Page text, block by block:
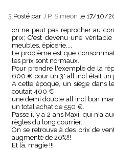
3.Posté par J.P. Simeon le 17/10/
on ne peut pas reprocher au
prix; C'est devenu une
meubles, épicerie....
Le problème est que
les prix sont normaux.
Pour prendre l'exemple de la
600 € pour un 3* all incl était un
A cette époque, un siège dans
coutait 400 €
une demi double all incl bon
un total achat de 550 €.
Passe il y a 2 ans Maxi, qui n'a
règles du long courrier.
On se retrouve à des prix de
augmenté de 20%!!!
Et là, magie !!!